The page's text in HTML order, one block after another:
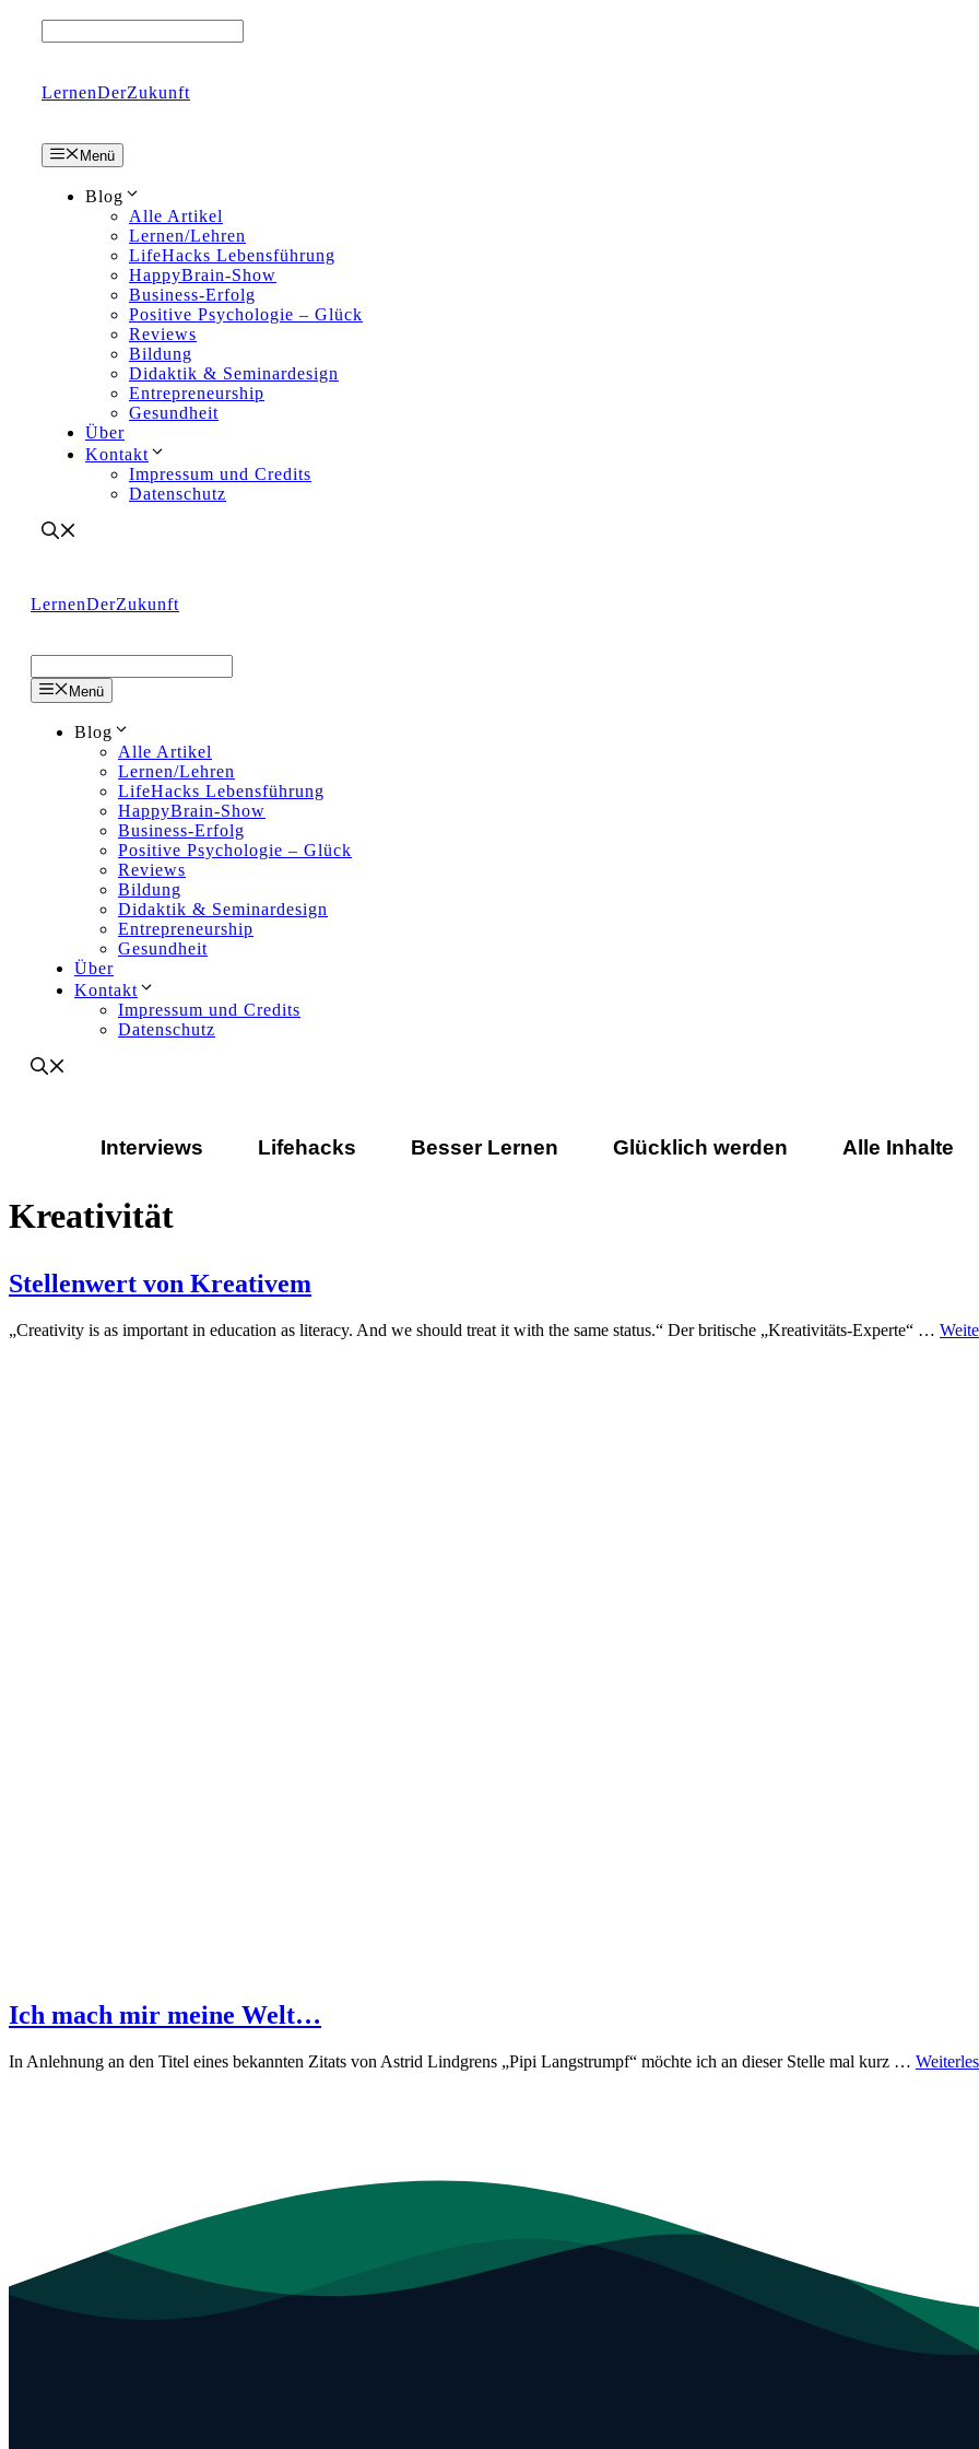
LernenDerZukunft
Menü
Blog
Alle Artikel
Lernen/Lehren
LifeHacks Lebensführung
HappyBrain-Show
Business-Erfolg
Positive Psychologie – Glück
Reviews
Bildung
Didaktik & Seminardesign
Entrepreneurship
Gesundheit
Über
Kontakt
Impressum und Credits
Datenschutz
LernenDerZukunft
Menü
Blog
Alle Artikel
Lernen/Lehren
LifeHacks Lebensführung
HappyBrain-Show
Business-Erfolg
Positive Psychologie – Glück
Reviews
Bildung
Didaktik & Seminardesign
Entrepreneurship
Gesundheit
Über
Kontakt
Impressum und Credits
Datenschutz
Interviews Lifehacks Besser Lernen Glücklich werden Alle Inhalte
Kreativität
Stellenwert von Kreativem
„Creativity is as important in education as literacy. And we should treat it with the same status.“ Der britische „Kreativitäts-Experte“ …
Ich mach mir meine Welt…
In Anlehnung an den Titel eines bekannten Zitats von Astrid Lindgrens „Pipi Langstrumpf“ möchte ich an dieser Stelle mal kurz …